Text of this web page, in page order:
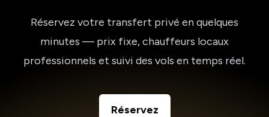
Réservez votre transfert privé en quelques
minutes — prix fixe, chauffeurs locaux
professionnels et suivi des vols en temps réel.
Réservez